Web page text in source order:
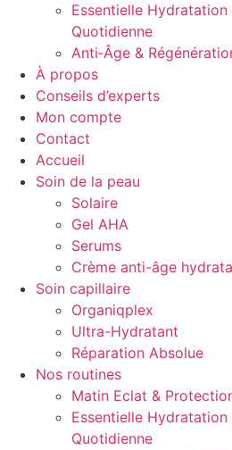
Essentielle
Quotidienne
Anti‑Âge &
À propos
Conseils d’experts
Mon compte
Contact
Accueil
Soin de la peau
Solaire
Gel AHA
Serums
Crème anti-âge
Soin capillaire
Organiqplex
Ultra-Hydratant
Réparation Absolue
Nos routines
Matin Eclat &
Essentielle
Quotidienne